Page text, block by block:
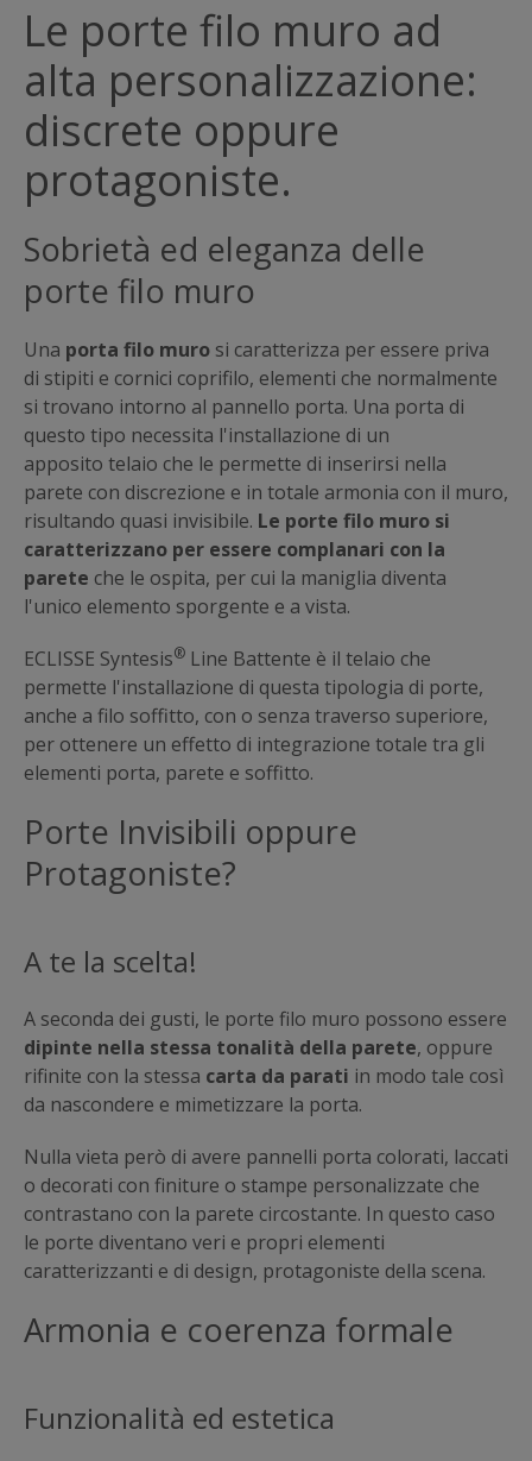
Le porte filo muro ad
alta personalizzazione:
discrete oppure
protagoniste.
Sobrietà ed eleganza delle
porte filo muro
Una porta filo muro si caratterizza per essere priva
di stipiti e cornici coprifilo, elementi che normalmente
si trovano intorno al pannello porta. Una porta di
questo tipo necessita l'installazione di un
apposito telaio che le permette di inserirsi nella
parete con discrezione e in totale armonia con il muro,
risultando quasi invisibile. Le porte filo muro si
caratterizzano per essere complanari con la
parete che le ospita, per cui la maniglia diventa
l'unico elemento sporgente e a vista.
ECLISSE Syntesis® Line Battente è il telaio che
permette l'installazione di questa tipologia di porte,
anche a filo soffitto, con o senza traverso superiore,
per ottenere un effetto di integrazione totale tra gli
elementi porta, parete e soffitto.
Porte Invisibili oppure
Protagoniste?
A te la scelta!
A seconda dei gusti, le porte filo muro possono essere
dipinte nella stessa tonalità della parete, oppure
rifinite con la stessa carta da parati in modo tale così
da nascondere e mimetizzare la porta.
Nulla vieta però di avere pannelli porta colorati, laccati
o decorati con finiture o stampe personalizzate che
contrastano con la parete circostante. In questo caso
le porte diventano veri e propri elementi
caratterizzanti e di design, protagoniste della scena.
Armonia e coerenza formale
Funzionalità ed estetica